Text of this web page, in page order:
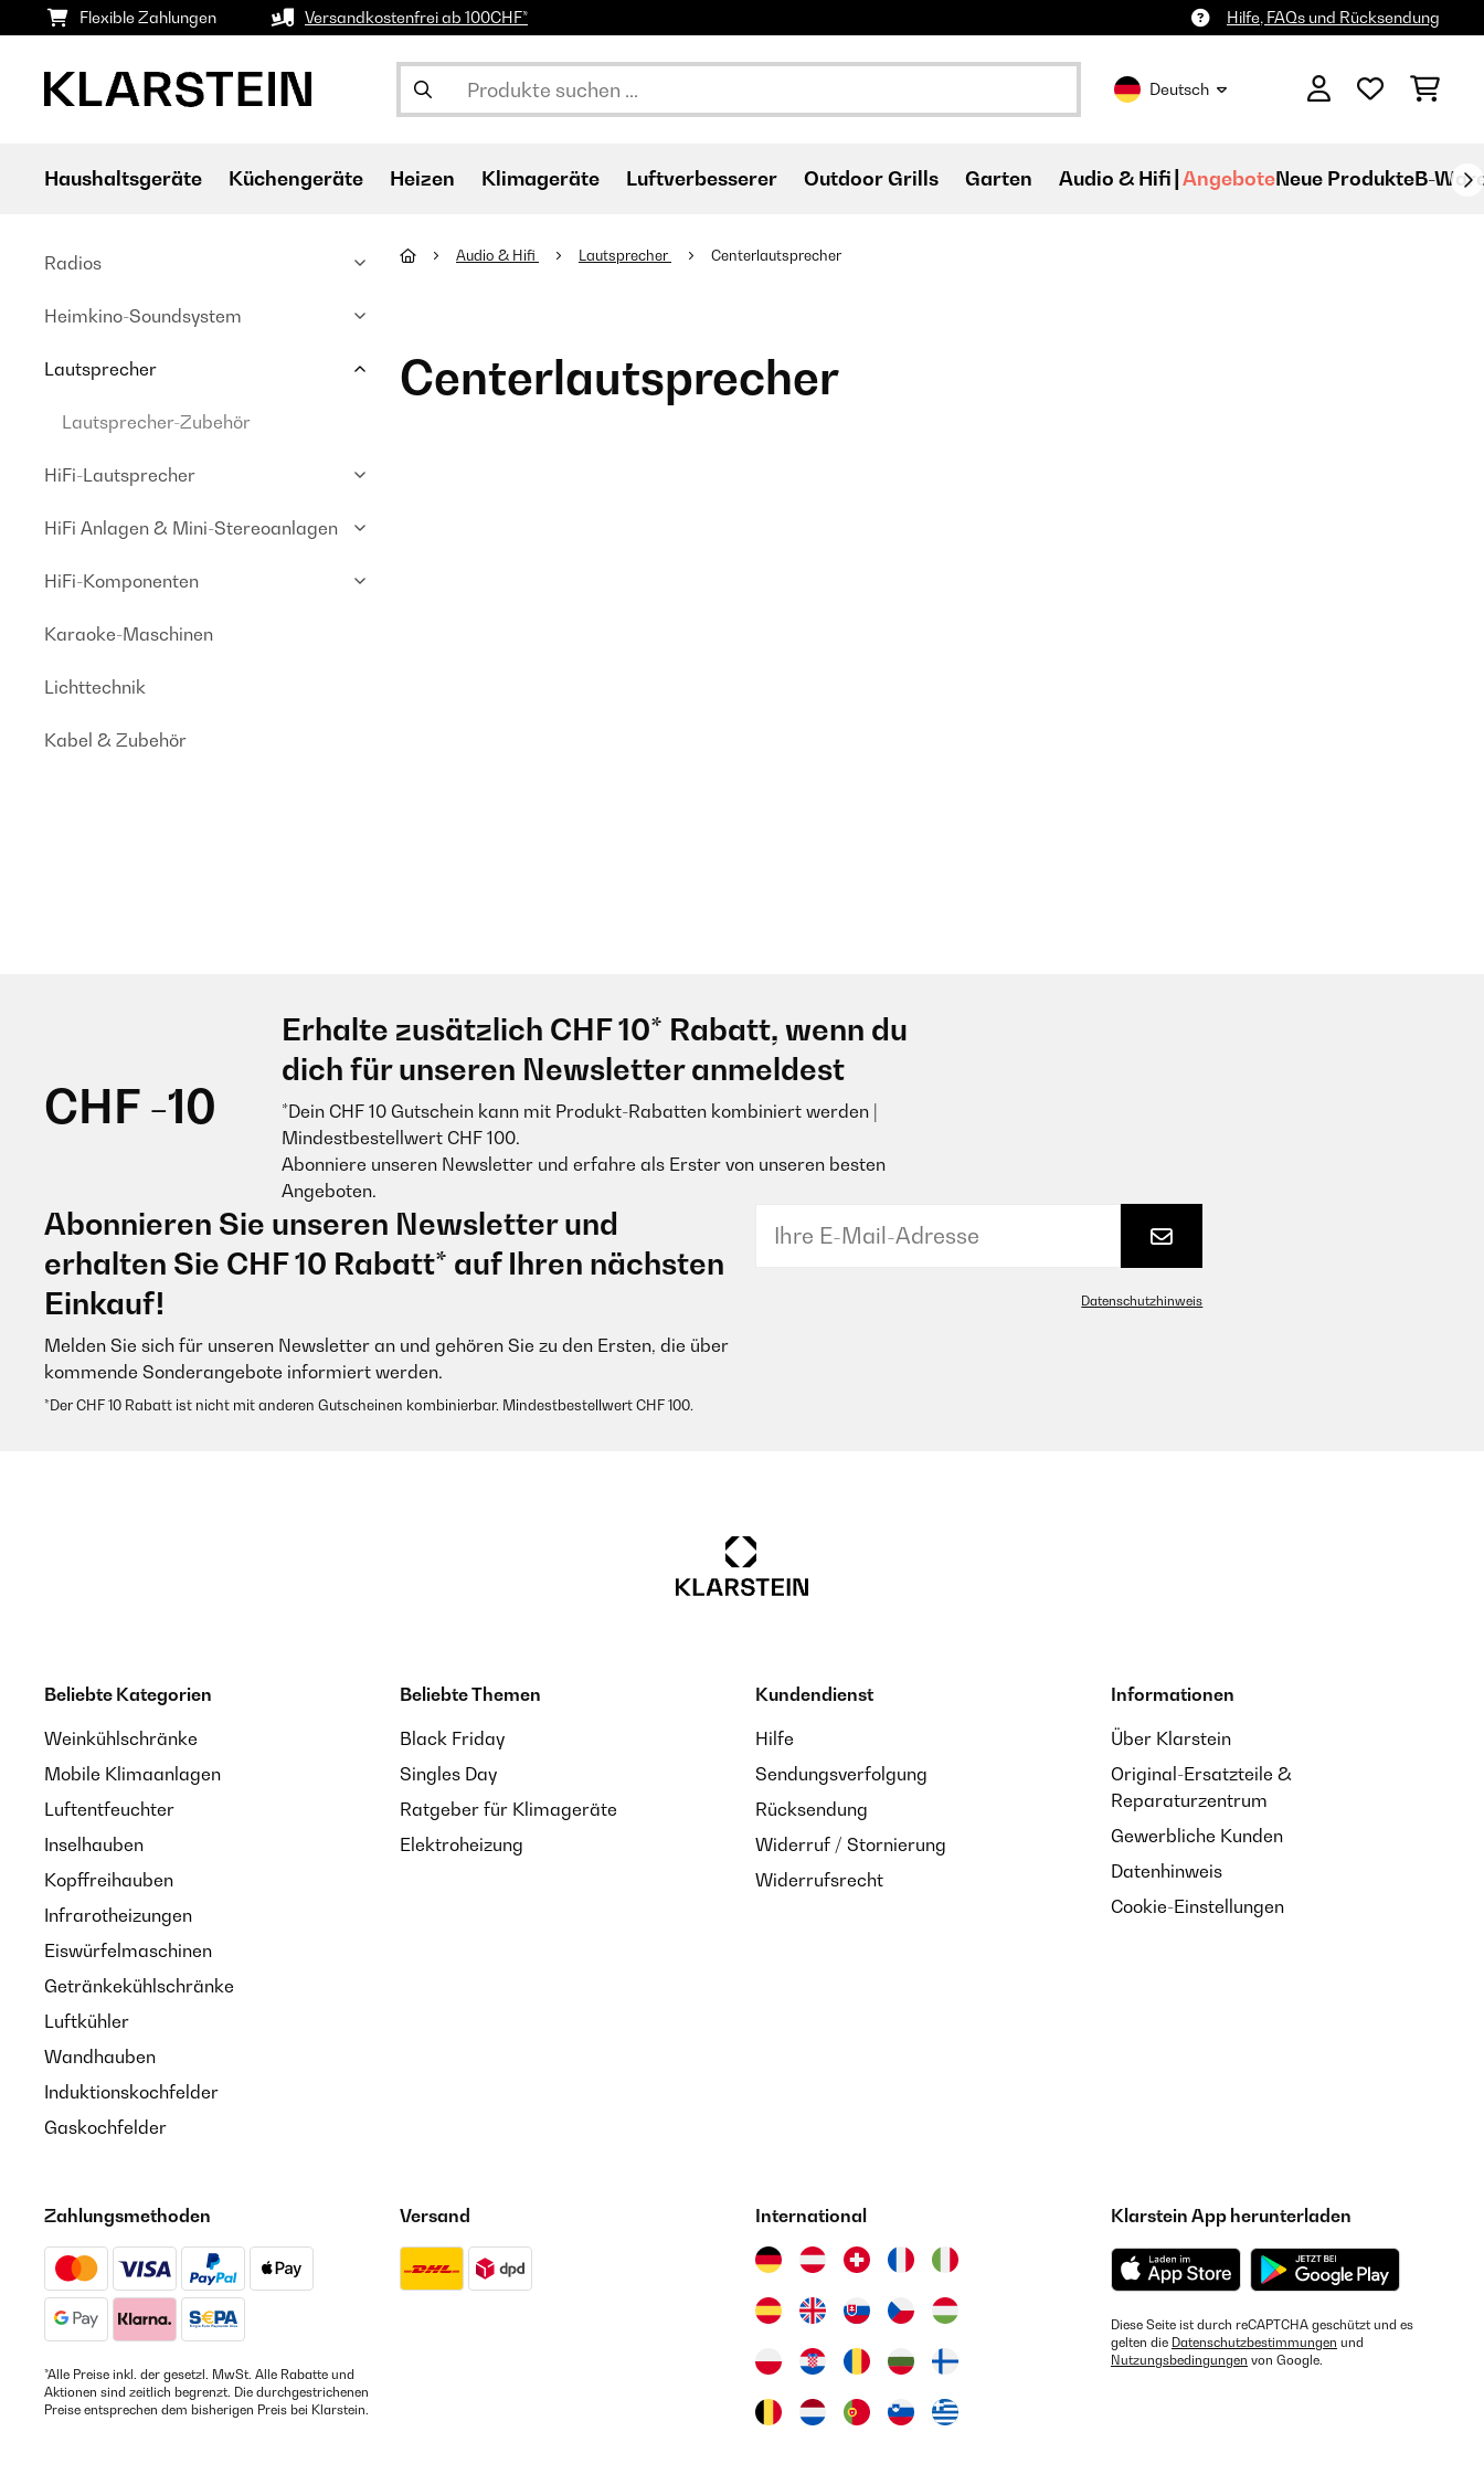
Flexible Zahlungen Versandkostenfrei ab 100CHF* Hilfe, FAQs und Rücksendung
Deutsch
Haushaltsgeräte Küchengeräte Heizen Klimageräte Luftverbesserer Outdoor Grills Garten Audio & Hifi AngeboteNeue ProdukteB-
Radios
Heimkino-Soundsystem
Lautsprecher
Lautsprecher-Zubehör
HiFi-Lautsprecher
HiFi Anlagen & Mini-Stereoanlagen
HiFi-Komponenten
Karaoke-Maschinen
Lichttechnik
Kabel & Zubehör
Audio & Hifi Lautsprecher Centerlautsprecher
Centerlautsprecher
CHF -10
Erhalte zusätzlich CHF 10* Rabatt, wenn du
dich für unseren Newsletter anmeldest
*Dein CHF 10 Gutschein kann mit Produkt-Rabatten kombiniert werden |
Mindestbestellwert CHF 100.
Abonniere unseren Newsletter und erfahre als Erster von unseren besten
Angeboten.
Abonnieren Sie unseren Newsletter und
erhalten Sie CHF 10 Rabatt* auf Ihren nächsten
Einkauf!
Melden Sie sich für unseren Newsletter an und gehören Sie zu den Ersten, die über
kommende Sonderangebote informiert werden.
*Der CHF 10 Rabatt ist nicht mit anderen Gutscheinen kombinierbar. Mindestbestellwert CHF 100.
Datenschutzhinweis
Beliebte Kategorien
Weinkühlschränke
Mobile Klimaanlagen
Luftentfeuchter
Inselhauben
Kopffreihauben
Infrarotheizungen
Eiswürfelmaschinen
Getränkekühlschränke
Luftkühler
Wandhauben
Induktionskochfelder
Gaskochfelder
Beliebte Themen
Black Friday
Singles Day
Ratgeber für Klimageräte
Elektroheizung
Kundendienst
Hilfe
Sendungsverfolgung
Rücksendung
Widerruf / Stornierung
Widerrufsrecht
Informationen
Über Klarstein
Original-Ersatzteile &
Reparaturzentrum
Gewerbliche Kunden
Datenhinweis
Cookie-Einstellungen
Zahlungsmethoden
*Alle Preise inkl. der gesetzl. MwSt. Alle Rabatte und
Aktionen sind zeitlich begrenzt. Die durchgestrichenen
Preise entsprechen dem bisherigen Preis bei Klarstein.
Versand International Klarstein App herunterladen
Diese Seite ist durch reCAPTCHA geschützt und es
gelten die Datenschutzbestimmungen und
Nutzungsbedingungen von Google.